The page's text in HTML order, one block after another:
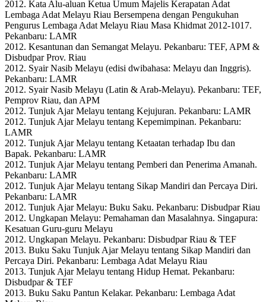
2012. Kata Alu-aluan Ketua Umum Majelis Kerapatan Adat
Lembaga Adat Melayu Riau Bersempena dengan Pengukuhan
Pengurus Lembaga Adat Melayu Riau Masa Khidmat 2012-1017.
Pekanbaru: LAMR
2012. Kesantunan dan Semangat Melayu. Pekanbaru: TEF, APM &
Disbudpar Prov. Riau
2012. Syair Nasib Melayu (edisi dwibahasa: Melayu dan Inggris).
Pekanbaru: LAMR
2012. Syair Nasib Melayu (Latin & Arab-Melayu). Pekanbaru: TEF,
Pemprov Riau, dan APM
2012. Tunjuk Ajar Melayu tentang Kejujuran. Pekanbaru: LAMR
2012. Tunjuk Ajar Melayu tentang Kepemimpinan. Pekanbaru:
LAMR
2012. Tunjuk Ajar Melayu tentang Ketaatan terhadap Ibu dan
Bapak. Pekanbaru: LAMR
2012. Tunjuk Ajar Melayu tentang Pemberi dan Penerima Amanah.
Pekanbaru: LAMR
2012. Tunjuk Ajar Melayu tentang Sikap Mandiri dan Percaya Diri.
Pekanbaru: LAMR
2012. Tunjuk Ajar Melayu: Buku Saku. Pekanbaru: Disbudpar Riau
2012. Ungkapan Melayu: Pemahaman dan Masalahnya. Singapura:
Kesatuan Guru-guru Melayu
2012. Ungkapan Melayu. Pekanbaru: Disbudpar Riau & TEF
2013. Buku Saku Tunjuk Ajar Melayu tentang Sikap Mandiri dan
Percaya Diri. Pekanbaru: Lembaga Adat Melayu Riau
2013. Tunjuk Ajar Melayu tentang Hidup Hemat. Pekanbaru:
Disbudpar & TEF
2013. Buku Saku Pantun Kelakar. Pekanbaru: Lembaga Adat